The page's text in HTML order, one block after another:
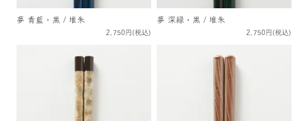
夢 青藍・黒 / 堆朱
2,750円(税込)
夢 深緑・黒 / 堆朱
2,750円(税込)